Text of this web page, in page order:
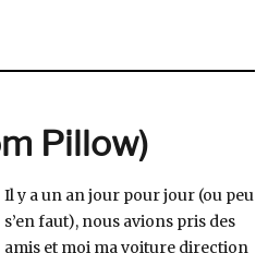
Pillow)
Il y a un an jour pour jour (ou peu
s’en faut), nous avions pris des
amis et moi ma voiture direction